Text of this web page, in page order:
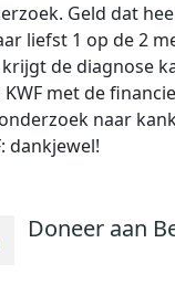
Geld dat
liefst 1 op de 2
de diagnose
met de
naar
dankjewel!
Doneer aan